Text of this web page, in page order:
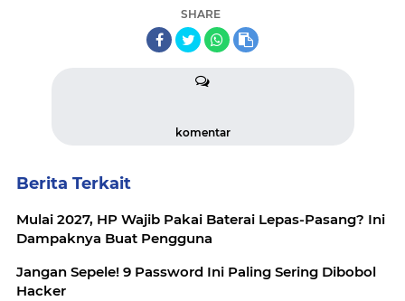
SHARE
komentar
Berita Terkait
Mulai 2027, HP Wajib Pakai Baterai Lepas-Pasang? Ini
Dampaknya Buat Pengguna
Jangan Sepele! 9 Password Ini Paling Sering Dibobol
Hacker